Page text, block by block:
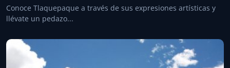
Conoce Tlaquepaque a través de sus expresiones artísticas y
llévate un pedazo...